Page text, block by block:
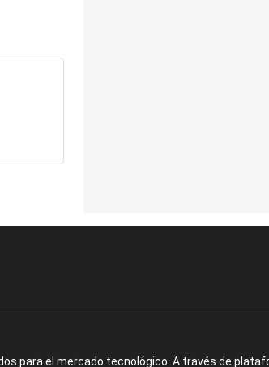
para el mercado tecnológico. A través de